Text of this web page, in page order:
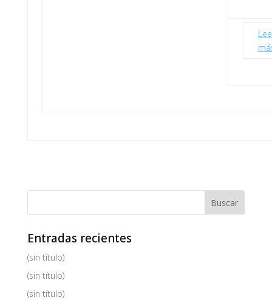
Entradas recientes
(sin título)
(sin título)
(sin título)